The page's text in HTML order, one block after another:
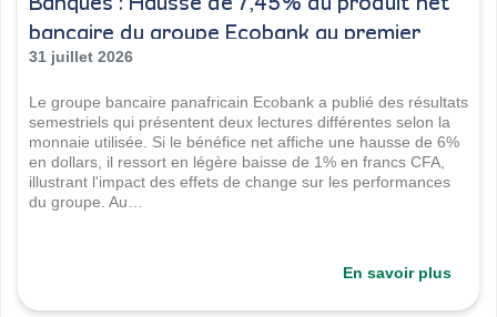
bancaire du groupe Ecobank au premier
semestre 2026
31 juillet 2026
Le groupe bancaire panafricain Ecobank a publié des résultats
semestriels qui présentent deux lectures différentes selon la
monnaie utilisée. Si le bénéfice net affiche une hausse de 6%
en dollars, il ressort en légère baisse de 1% en francs CFA,
illustrant l'impact des effets de change sur les performances
du groupe. Au…
En savoir plus